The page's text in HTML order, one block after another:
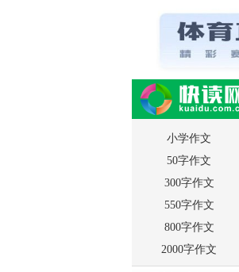
读网-轻松阅读,快乐
小学作文
50字作文
300字作文
550字作文
800字作文
2000字作文